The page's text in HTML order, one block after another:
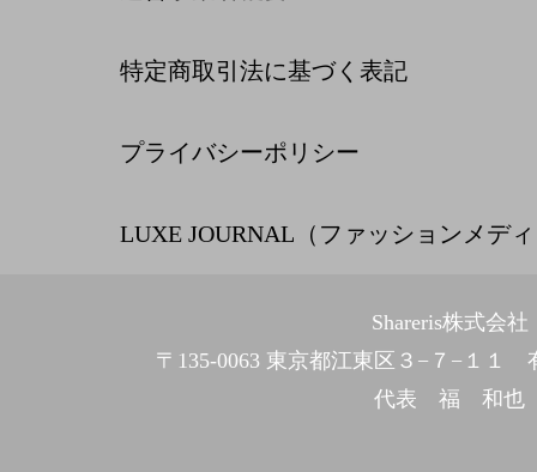
特定商取引法に基づく表記
プライバシーポリシー
LUXE JOURNAL（ファッションメデ
Shareris株式会社
〒135-0063 東京都江東区３−７−１１
代表 福 和也